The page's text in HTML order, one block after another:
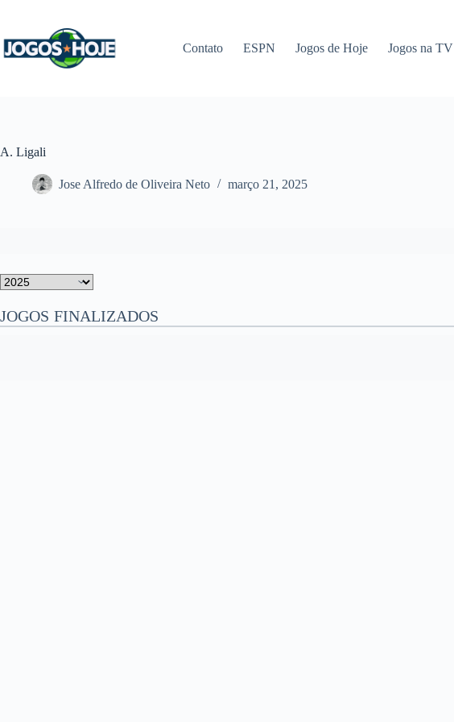
conteúdo
Contato ESPN Jogos de Hoje Jogos na TV
A. Ligali
Jose Alfredo de Oliveira Neto março 21, 2025
JOGOS FINALIZADOS